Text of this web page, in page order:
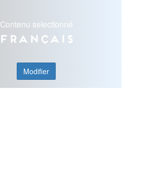
Contenu selectionné
Français
Modifier